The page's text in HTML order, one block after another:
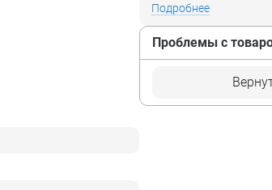
Подробнее
Проблемы с